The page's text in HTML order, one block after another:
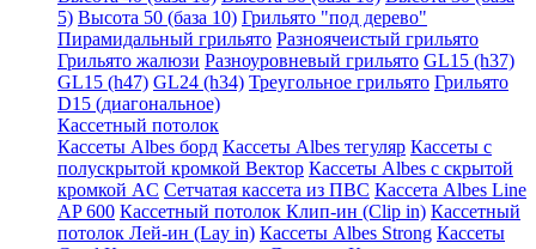
5) Высота 50 (база 10) Грильято "под дерево"
Пирамидальный грильято Разноячеистый грильято
Грильято жалюзи Разноуровневый грильято GL15 (h37)
GL15 (h47) GL24 (h34) Треугольное грильято Грильято
D15 (диагональное)
Кассетный потолок
Кассеты Albes борд Кассеты Albes тегуляр Кассеты с
полускрытой кромкой Вектор Кассеты Albes с скрытой
кромкой AC Сетчатая кассета из ПВС Кассета Albes Line
AP 600 Кассетный потолок Клип-ин (Clip in) Кассетный
потолок Лей-ин (Lay in) Кассеты Albes Strong Кассеты